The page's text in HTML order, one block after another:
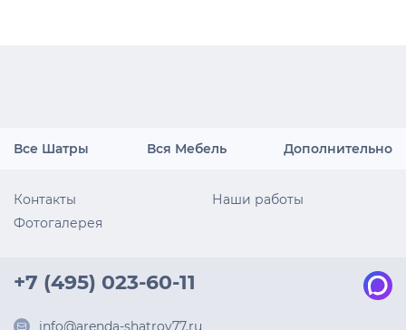
Все Шатры Вся Мебель Дополнительно
Контакты
Наши работы
Фотогалерея
+7 (495) 023-60-11
info@arenda-shatrov77.ru